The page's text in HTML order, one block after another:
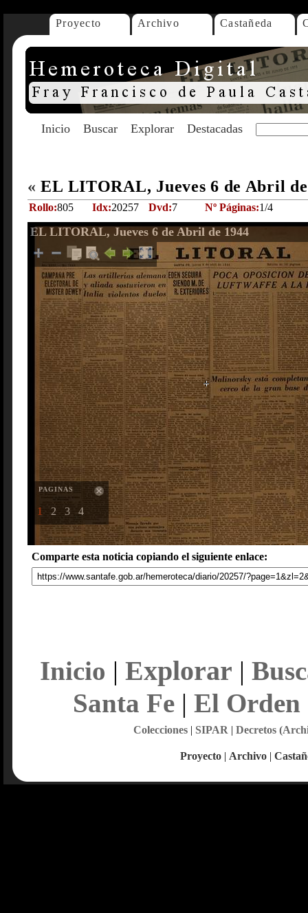
Proyecto Archivo Castañeda
Inicio Buscar Explorar Destacadas
« EL LITORAL, Jueves 6 de Abril
Rollo:805 Idx:20257 Dvd:7 Nº Páginas:1/4
EL LITORAL, Jueves 6 de Abril de 1944
PAGINAS
1 2 3 4
Comparte esta noticia copiando el siguiente enlace:
Inicio | Explorar |
Santa Fe| El Orden
Colecciones| SIPAR | Decretos
Proyecto | Archivo |